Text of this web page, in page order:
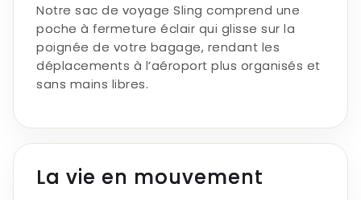
Notre sac de voyage Sling comprend une
poche à fermeture éclair qui glisse sur la
poignée de votre bagage, rendant les
déplacements à l’aéroport plus organisés et
sans mains libres.
La vie en mouvement